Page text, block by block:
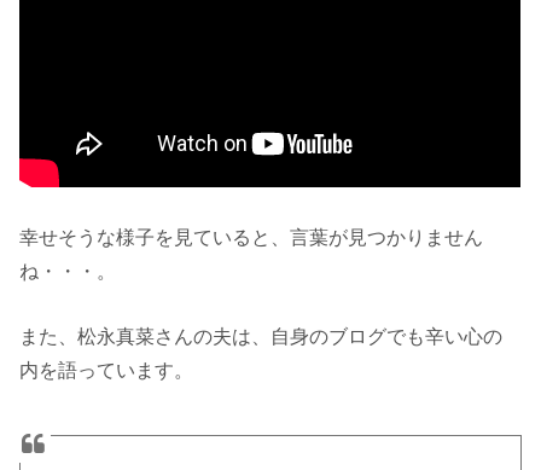
幸せそうな様子を見ていると、言葉が見つかりません
ね・・・。
また、松永真菜さんの夫は、自身のブログでも辛い心の
内を語っています。